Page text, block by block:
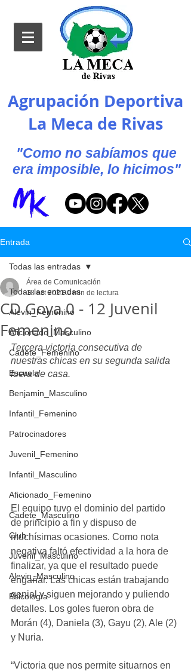
Agrupación Deportiva
La Meca de Rivas
"Como no sabíamos que
era imposible, lo hicimos"
Entrada
Todas las entradas
Alevin_Femenino
Aficionado_Masculino
Cadete_Femenino
Escuela
Benjamin_Masculino
Infantil_Femenino
Patrocinadores
Juvenil_Femenino
Infantil_Masculino
Aficionado_Femenino
Cadete_Masculino
Club
Juvenil_Masculino
Alevin_Masculino
Psicología
Todas las entradas
CD Goya 0 - 12 Juvenil
Femenino
Área de Comunicación
18 oct 2021 1 min de lectura
Tercera victoria consecutiva de
nuestras chicas en su segunda salida
fuera de casa.
El equipo tuvo el dominio del partido
de principio a fin y dispuso de
muchísimas ocasiones. Como nota
negativa faltó efectividad a la hora de
finalizar, ya que el resultado puede
engañar. Las chicas están trabajando
genial y siguen mejorando y puliendo
detalles. Los goles fueron obra de
Morán (4), Daniela (3), Gayu (2), Ale (2)
y Nuria.
“Victoria que nos permite situarnos en